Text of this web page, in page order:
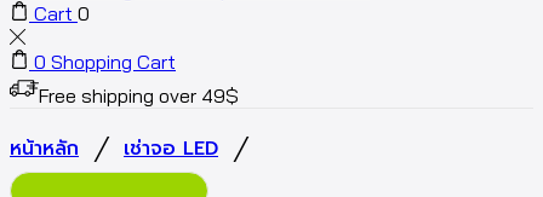
Cart 0
0 Shopping Cart
Free shipping over 49$
หน้าหลัก / เช่าจอ LED /